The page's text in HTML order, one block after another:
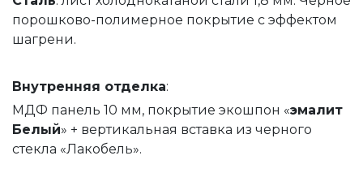
порошково-полимерное покрытие с эффектом
шагрени.
Внутренняя отделка:
МДФ панель 10 мм, покрытие экошпон «эмалит
Белый» + вертикальная вставка из черного
стекла «Лакобель».